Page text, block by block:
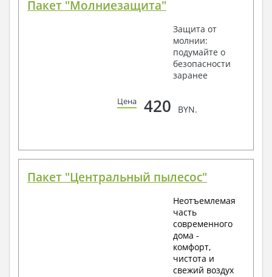
Пакет "Молниезащита"
Защита от
молнии:
подумайте о
безопасности
заранее
Цена 420 BYN.
Пакет "Центральный пылесос"
Неотъемлемая
часть
современного
дома -
комфорт,
чистота и
свежий воздух